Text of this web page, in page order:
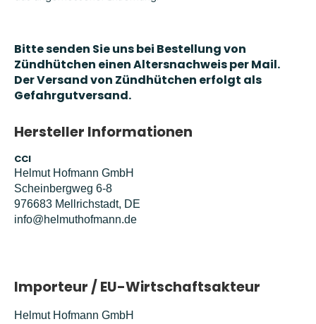
Bitte senden Sie uns bei Bestellung von
Zündhütchen einen Altersnachweis per Mail.
Der Versand von Zündhütchen erfolgt als
Gefahrgutversand.
Hersteller Informationen
CCI
Helmut Hofmann GmbH
Scheinbergweg 6-8
976683 Mellrichstadt, DE
info@helmuthofmann.de
Importeur / EU-Wirtschaftsakteur
Helmut Hofmann GmbH